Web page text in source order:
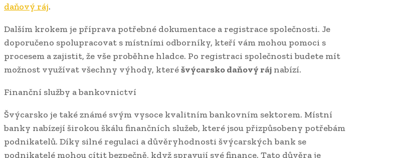
daňový ráj.
Dalším krokem je příprava potřebné dokumentace a registrace společnosti. Je
doporučeno spolupracovat s místními odborníky, kteří vám mohou pomoci s
procesem a zajistit, že vše proběhne hladce. Po registraci společnosti budete mít
možnost využívat všechny výhody, kteréšvýcarsko daňový ráj nabízí.
Finanční služby a bankovnictví
Švýcarsko je také známé svým vysoce kvalitním bankovním sektorem. Místní
banky nabízejí širokou škálu finančních služeb, které jsou přizpůsobeny potřebám
podnikatelů. Díky silné regulaci a důvěryhodnosti švýcarských bank se
podnikatelé mohou cítit bezpečně, když spravují své finance. Tato důvěra je